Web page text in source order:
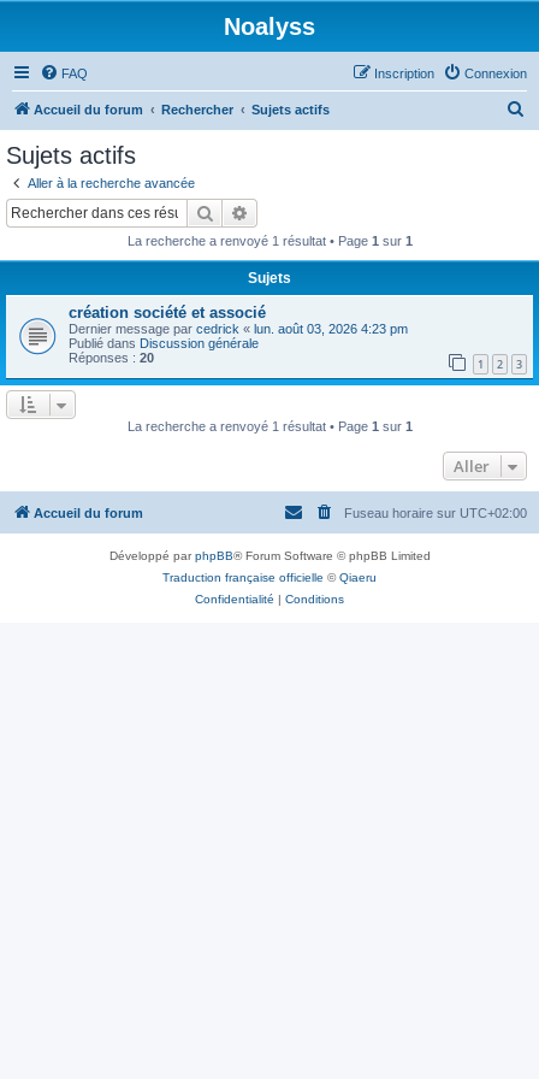
Noalyss
FAQ Connexion
Inscription
Accueil du forum Rechercher Sujets actifs
Sujets actifs
Aller à la recherche avancée
Rechercher
La recherche a renvoyé 1 résultat • Page 1 sur 1
Sujets
création société et associé
Dernier message par cedrick « lun. août 03, 2026 4:23 pm
Publié dans Discussion générale
Réponses : 20 1 2 3
La recherche a renvoyé 1 résultat • Page 1 sur 1
Aller
Accueil du forum Fuseau horaire sur UTC+02:00
Développé parphpBB® Forum Software © phpBB Limited
Traduction française officielle ©Qiaeru
Confidentialité | Conditions